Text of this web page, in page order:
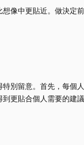
像中更貼近。做決定
別留意。首先，每個
更貼合個人需要的建議